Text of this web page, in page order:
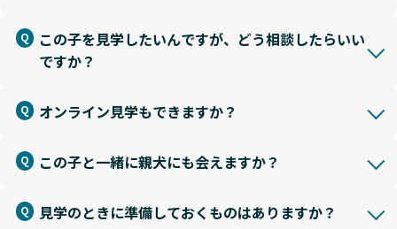
この子を見学したいんですが、どう相談したらいい
ですか？
オンライン見学もできますか？
この子と一緒に親犬にも会えますか？
見学のときに準備しておくものはありますか？